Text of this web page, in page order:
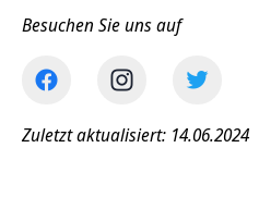
Besuchen Sie uns auf
Zuletzt aktualisiert: 14.06.2024